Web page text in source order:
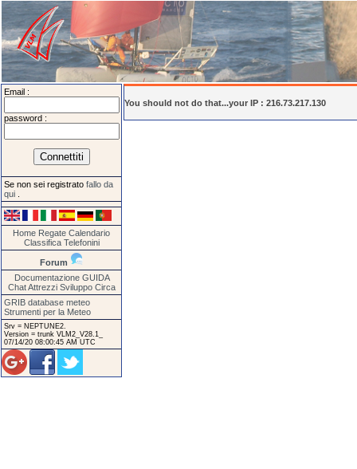
Email :
password :
Se non sei registrato fallo da
qui
Home Regate Calendario
Classifica Telefonini
Forum
Documentazione GUIDA
Chat Attrezzi Sviluppo Circa
GRIB database meteo
Strumenti per la Meteo
Srv = NEPTUNE2.
Version = trunk VLM2_V28.1_
07/14/20 08:00:45 AM UTC
You should not do that...your IP : 216.73.217.130